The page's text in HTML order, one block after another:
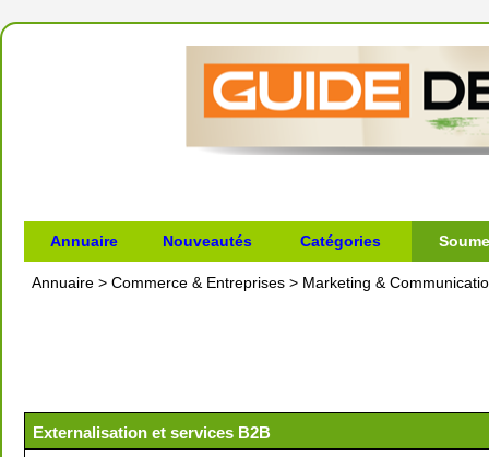
Annuaire Nouveautés Catégories
Annuaire > Commerce & Entreprises > Marketing &
Externalisation et services B2B